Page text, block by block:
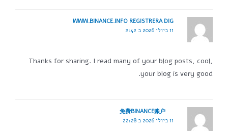
WWW.BINANCE.INFO REGISTRERA DIG
11 ביולי 2026 ב 2:42
Thanks for sharing. I read many of your blog posts, cool,
your blog is very good.
免费BINANCE账户
11 ביולי 2026 ב 22:28